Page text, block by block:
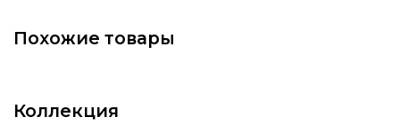
Все категории товаров
Похожие товары
Коллекция